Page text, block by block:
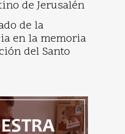
de Jerusalén
de la
en la memoria
del Santo